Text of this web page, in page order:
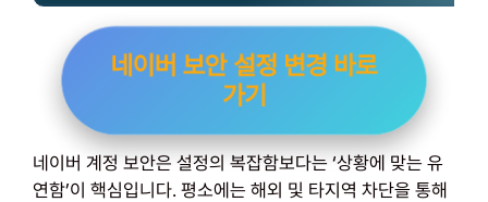
네이버 보안 설정 변경 바로
가기
네이버 계정 보안은 설정의 복잡함보다는 ‘상황에 맞는 유
연함’이 핵심입니다. 평소에는 해외 및 타지역 차단을 통해